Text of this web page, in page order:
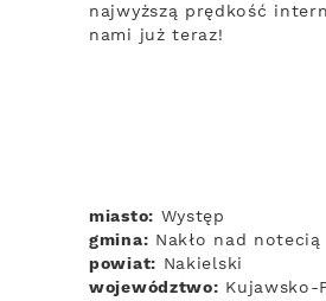
najwyższą prędkość
nami już teraz!
miasto: Występ
gmina: Nakło nad notecią
powiat: Nakielski
województwo: Kujawsko-